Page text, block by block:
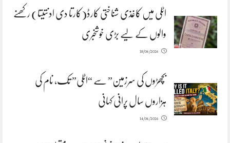
اٹلی میں کاغذی شناختی کارڈ(کارتا دی ادنتیتا) رکھنے
والوں کے لیے بڑی خوشخبری
18/06/2026
بچھڑوں کی سرزمین” سے “اٹلی” تک، نام کی
ہزاروں سال پرانی کہانی
14/06/2026